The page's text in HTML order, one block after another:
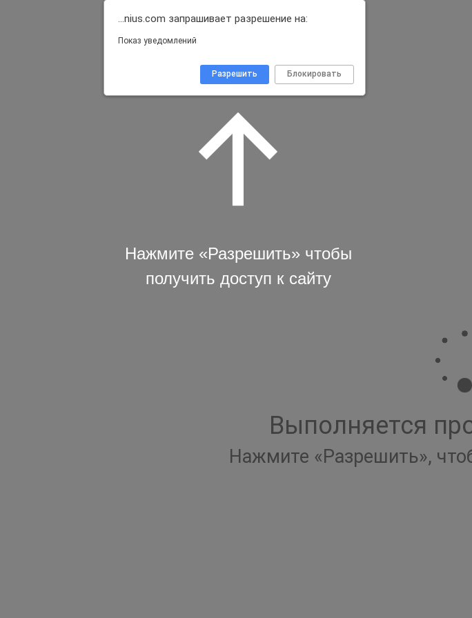
Выполняется
Нажмите «Разрешить»,
…nius.com запрашивает разрешение на:
Показ уведомлений
Блокировать
Разрешить
Нажмите «Разрешить» чтобы
получить доступ к сайту